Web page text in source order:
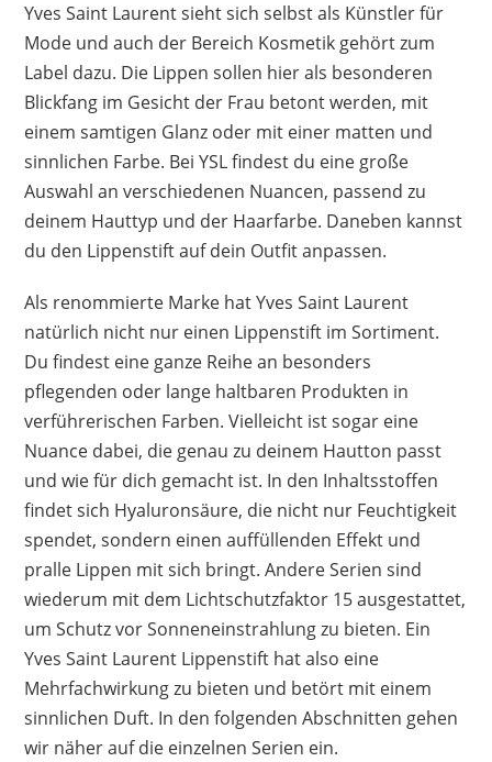
und frischer. Natürlich musst du auch hier
mit einem hohen Preis rechnen. Dafür
kannst du dich auf eine gute Haltbarkeit
verlassen. Die Lippen sehen voluminöser
und schöner aus. Dank der Konsistenz
verläuft oder verschmiert nichts. Das Finish
ist seidig mit einem leichten Glanz.
Vorteile
spendet Feuchtigkeit
verschmiert nicht
angenehm zu tragen
gute Haltbarkeit
Nachteile
teuer
Yves Saint Laurent sieht sich selbst als Künstler für
Mode und auch der Bereich Kosmetik gehört zum
Label dazu. Die Lippen sollen hier als besonderen
Blickfang im Gesicht der Frau betont werden, mit
einem samtigen Glanz oder mit einer matten und
sinnlichen Farbe. Bei YSL findest du eine große
Auswahl an verschiedenen Nuancen, passend zu
deinem Hauttyp und der Haarfarbe. Daneben kannst
du den Lippenstift auf dein Outfit anpassen.
Als renommierte Marke hat Yves Saint Laurent
natürlich nicht nur einen Lippenstift im Sortiment.
Du findest eine ganze Reihe an besonders
pflegenden oder lange haltbaren Produkten in
verführerischen Farben. Vielleicht ist sogar eine
Nuance dabei, die genau zu deinem Hautton passt
und wie für dich gemacht ist. In den Inhaltsstoffen
findet sich Hyaluronsäure, die nicht nur Feuchtigkeit
spendet, sondern einen auffüllenden Effekt und
pralle Lippen mit sich bringt. Andere Serien sind
wiederum mit dem Lichtschutzfaktor 15 ausgestattet,
um Schutz vor Sonneneinstrahlung zu bieten. Ein
Yves Saint Laurent Lippenstift hat also eine
Mehrfachwirkung zu bieten und betört mit einem
sinnlichen Duft. In den folgenden Abschnitten gehen
wir näher auf die einzelnen Serien ein.